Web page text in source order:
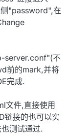
"password",在
server.conf"(不
前的mark,并将
完成.
文件,直接使用
链接的也可以实
测试通过.